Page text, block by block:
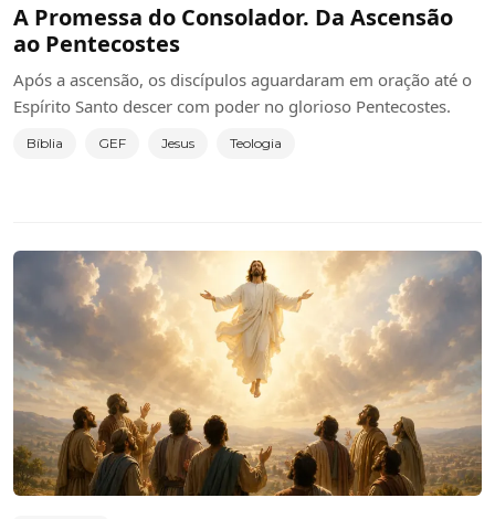
A Promessa do Consolador. Da Ascensão
ao Pentecostes
Após a ascensão, os discípulos aguardaram em oração até o
Espírito Santo descer com poder no glorioso Pentecostes.
Bíblia GEF Jesus Teologia